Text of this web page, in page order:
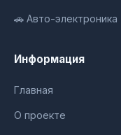
🚗 Авто-электроника
Информация
Главная
О проекте